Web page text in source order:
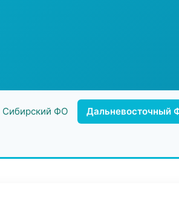
Сибирский ФО Дальневосточный